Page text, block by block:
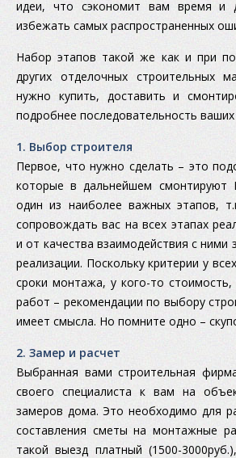
идеи, что сэкономит вам время и
избежать самых распространенных
Набор этапов такой же как и при
других отделочных строительных
нужно купить, доставить и
подробнее последовательность ваших
1. Выбор строителя
Первое, что нужно сделать – это
которые в дальнейшем смонтируют
один из наиболее важных этапов,
сопровождать вас на всех этапах
и от качества взаимодействия с ними
реализации. Поскольку критерии у
сроки монтажа, у кого-то стоимость,
работ – рекомендации по выбору
имеет смысла. Но помните одно –
2. Замер и расчет
Выбранная вами строительная
своего специалиста к вам на
замеров дома. Это необходимо для
составления сметы на монтажные
такой выезд платный (1500-